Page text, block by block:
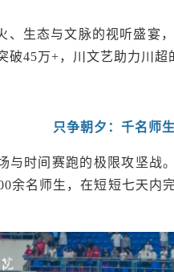
、生态与文脉的视听盛宴
破45万+，川文艺助力川
只争朝夕：千名师
与时间赛跑的极限攻坚战
余名师生，在短短七天内